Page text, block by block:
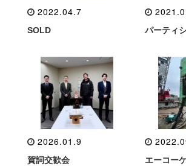
2022.04.7
SOLD パーティ
2026.01.9
賀詞交歓会
エーコー